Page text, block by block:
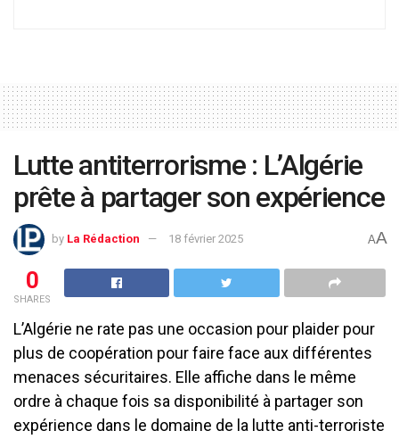
Lutte antiterrorisme : L’Algérie
prête à partager son expérience
by La Rédaction 18 février 2025 AA
0
SHARES
L’Algérie ne rate pas une occasion pour plaider pour
plus de coopération pour faire face aux différentes
menaces sécuritaires. Elle affiche dans le même
ordre à chaque fois sa disponibilité à partager son
expérience dans le domaine de la lutte anti-terroriste